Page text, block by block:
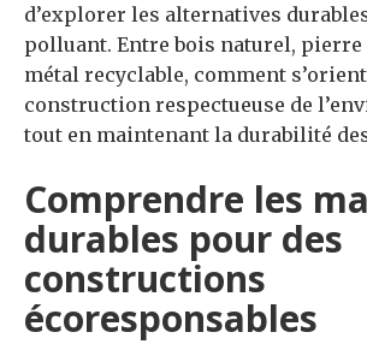
d’explorer les alternatives
polluant. Entre bois naturel, pierre
métal recyclable, comment
construction respectueuse de
tout en maintenant la durabilité
Comprendre les
durables pour des
constructions
écoresponsables